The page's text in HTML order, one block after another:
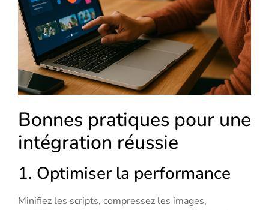
Bonnes pratiques pour une
intégration réussie
1. Optimiser la performance
Minifiez les scripts, compressez les images,